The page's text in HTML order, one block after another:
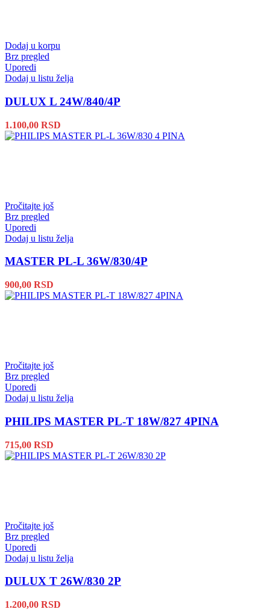
Dodaj u korpu
Brz pregled
Uporedi
Dodaj u listu želja
DULUX L 24W/840/4P
1.100,00 RSD
Pročitajte još
Brz pregled
Uporedi
Dodaj u listu želja
MASTER PL-L 36W/830/4P
900,00 RSD
Pročitajte još
Brz pregled
Uporedi
Dodaj u listu želja
PHILIPS MASTER PL-T 18W/827 4PINA
715,00 RSD
Pročitajte još
Brz pregled
Uporedi
Dodaj u listu želja
DULUX T 26W/830 2P
1.200,00 RSD